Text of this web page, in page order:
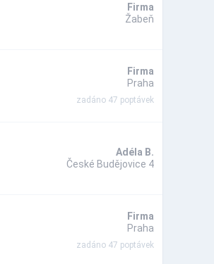
Firma
Žabeň
Firma
Praha
zadáno 47 poptávek
Adéla B.
České Budějovice 4
Firma
Praha
zadáno 47 poptávek